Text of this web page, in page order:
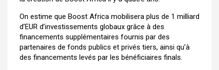
On estime que Boost Africa mobilisera plus de 1 milliard
d’EUR d’investissements globaux grâce à des
financements supplémentaires fournis par des
partenaires de fonds publics et privés tiers, ainsi qu’à
des financements levés par les bénéficiaires finals.